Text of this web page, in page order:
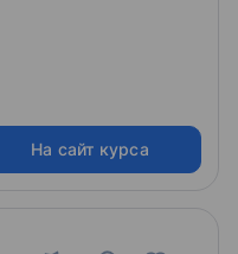
На сайт курса